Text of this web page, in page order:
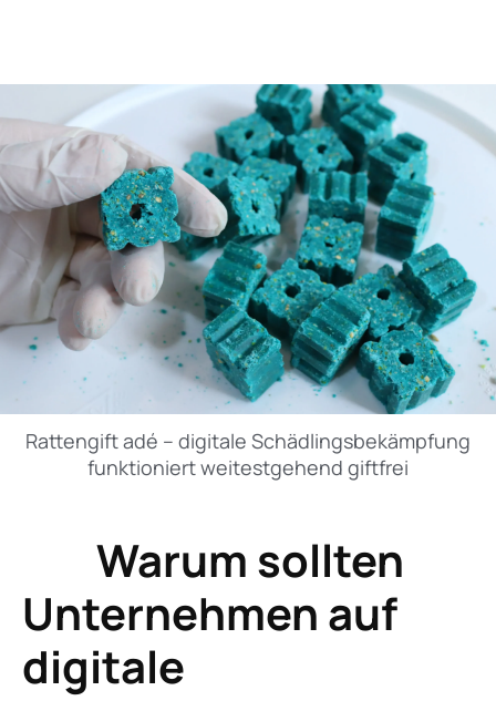
Rattengift adé – digitale Schädlingsbekämpfung
funktioniert weitestgehend giftfrei
Warum sollten
Unternehmen auf
digitale